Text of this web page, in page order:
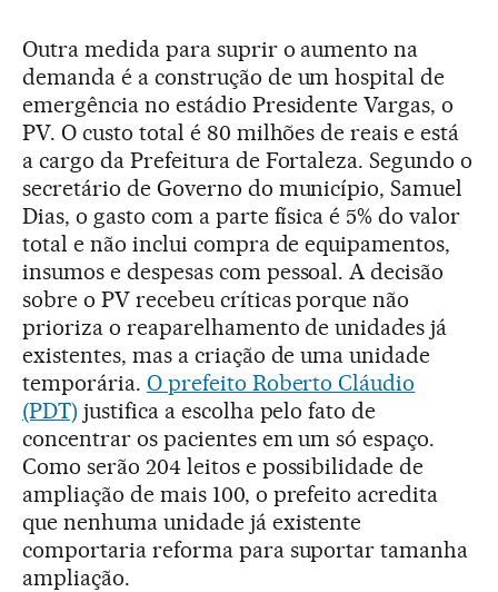
Outra medida para suprir o aumento na
demanda é a construção de um hospital de
emergência no estádio Presidente Vargas, o
PV. O custo total é 80 milhões de reais e está
a cargo da Prefeitura de Fortaleza. Segundo o
secretário de Governo do município, Samuel
Dias, o gasto com a parte física é 5% do valor
total e não inclui compra de equipamentos,
insumos e despesas com pessoal. A decisão
sobre o PV recebeu críticas porque não
prioriza o reaparelhamento de unidades já
existentes, mas a criação de uma unidade
temporária. O prefeito Roberto Cláudio
(PDT) justifica a escolha pelo fato de
concentrar os pacientes em um só espaço.
Como serão 204 leitos e possibilidade de
ampliação de mais 100, o prefeito acredita
que nenhuma unidade já existente
comportaria reforma para suportar tamanha
ampliação.